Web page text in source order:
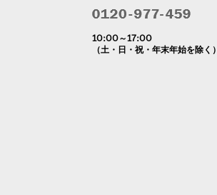
10:00～17:00
（土・日・祝・年末年始を除く）